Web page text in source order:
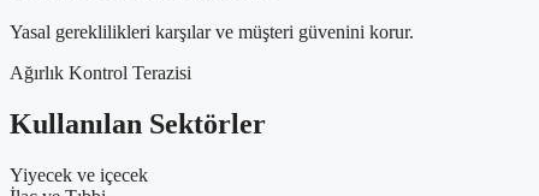
Yasal gereklilikleri karşılar ve müşteri güvenini korur.
Ağırlık Kontrol Terazisi
Kullanılan Sektörler
Yiyecek ve içecek